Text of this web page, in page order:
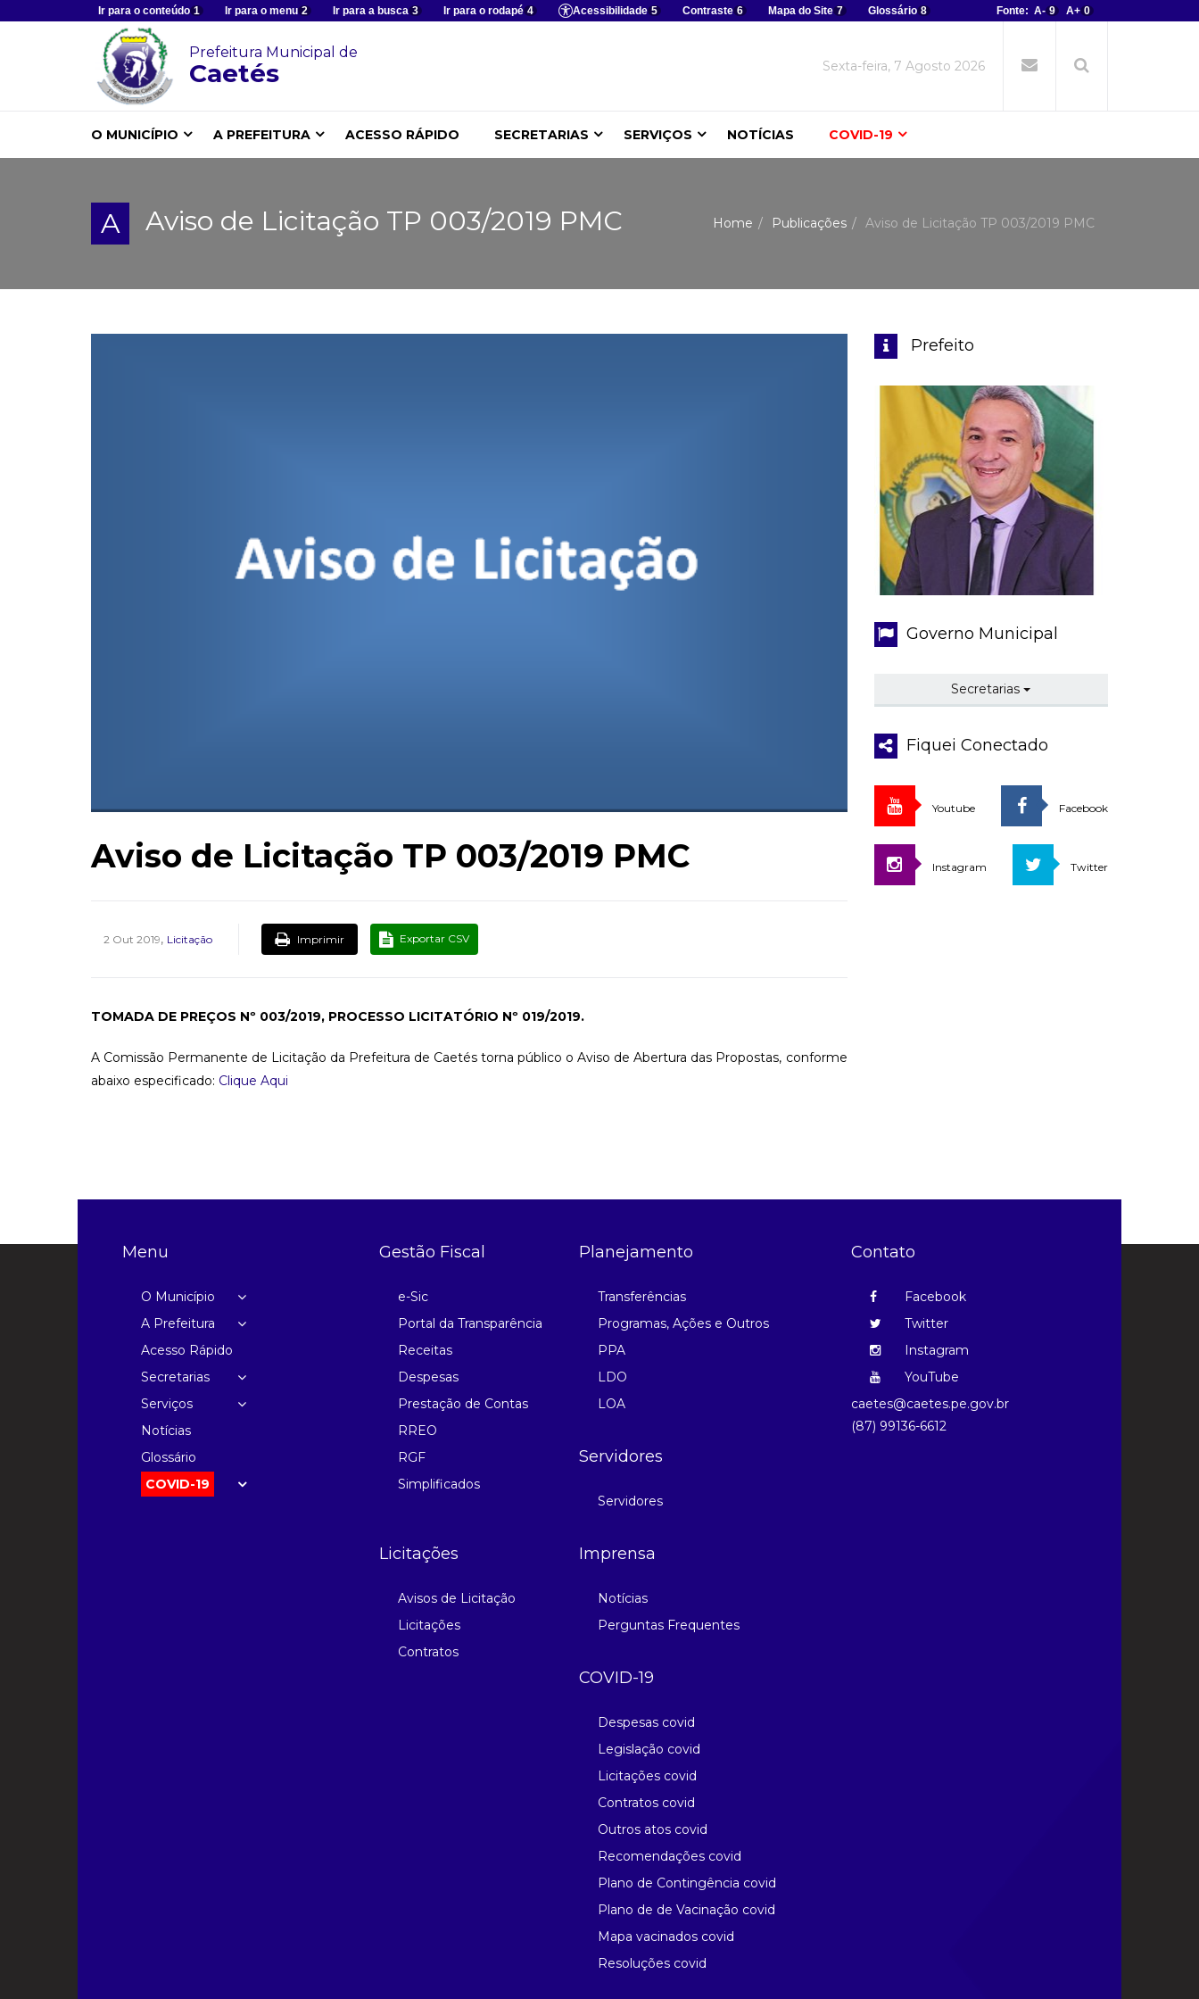
Ir para o conteúdo 1 Ir para o menu 2 Ir para a busca 3 Ir para o rodapé 4 Acessibilidade 5 Contraste 6 Mapa do Site 7 Glossário 8 Fonte: A- 9 A+ 0
Prefeitura Municipal de
Caetés Sexta-feira, 7 Agosto 2026
O MUNICÍPIO A PREFEITURA ACESSO RÁPIDO SECRETARIAS SERVIÇOS NOTÍCIAS COVID-19
A Aviso de Licitação TP 003/2019 PMC Home Publicações Aviso de Licitação TP 003/2019 PMC
Aviso de Licitação TP 003/2019 PMC
2 Out 2019, Licitação Imprimir Exportar CSV
TOMADA DE PREÇOS Nº 003/2019, PROCESSO LICITATÓRIO Nº 019/2019.
A Comissão Permanente de Licitação da Prefeitura de Caetés torna público o Aviso de Abertura das Propostas, conforme
abaixo especificado: Clique Aqui
Prefeito
Governo Municipal
Secretarias
Fiquei Conectado
Youtube Facebook
Instagram Twitter
Menu
O Município
A Prefeitura
Acesso Rápido
Secretarias
Serviços
Notícias
Glossário
COVID-19
Gestão Fiscal
e-Sic
Portal da Transparência
Receitas
Despesas
Prestação de Contas
RREO
RGF
Simplificados
Planejamento
Transferências
Programas, Ações e Outros
PPA
LDO
LOA
Servidores
Servidores
Licitações
Avisos de Licitação
Licitações
Contratos
Imprensa
Notícias
Perguntas Frequentes
COVID-19
Despesas covid
Legislação covid
Licitações covid
Contratos covid
Outros atos covid
Recomendações covid
Plano de Contingência covid
Plano de de Vacinação covid
Mapa vacinados covid
Resoluções covid
Contato
Facebook
Twitter
Instagram
YouTube
caetes@caetes.pe.gov.br
(87) 99136-6612